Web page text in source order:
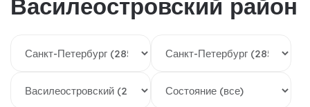
Василеостровский район